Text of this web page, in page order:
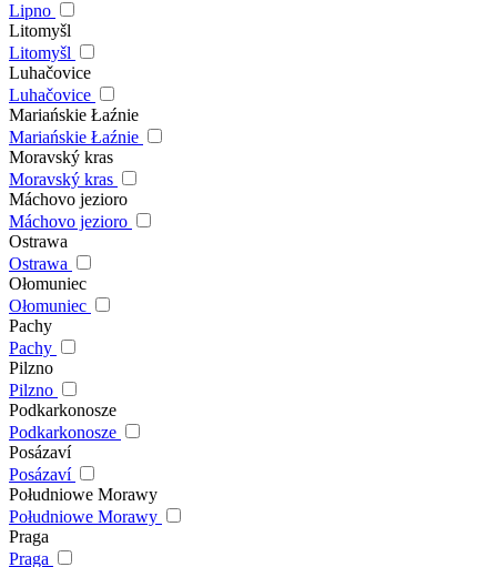
Lipno
Litomyšl
Litomyšl
Luhačovice
Luhačovice
Mariańskie Łaźnie
Mariańskie Łaźnie
Moravský kras
Moravský kras
Máchovo jezioro
Máchovo jezioro
Ostrawa
Ostrawa
Ołomuniec
Ołomuniec
Pachy
Pachy
Pilzno
Pilzno
Podkarkonosze
Podkarkonosze
Posázaví
Posázaví
Południowe Morawy
Południowe Morawy
Praga
Praga